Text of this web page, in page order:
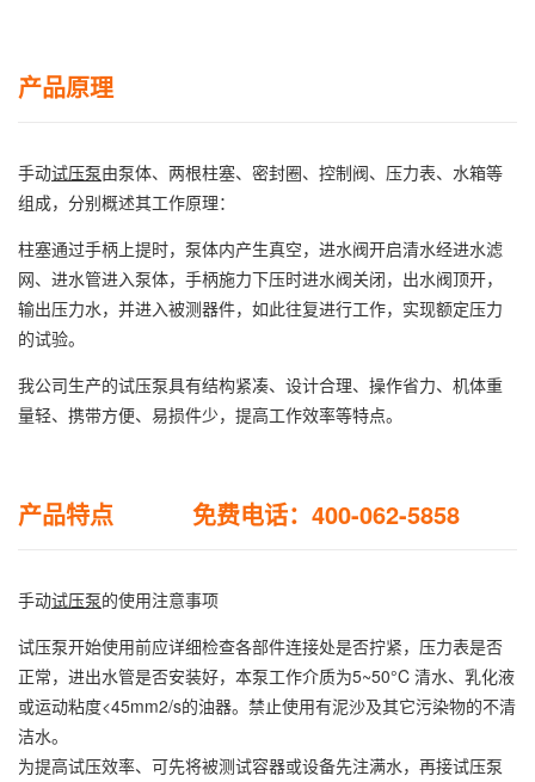
产品原理
手动试压泵由泵体、两根柱塞、密封圈、控制阀、压力表、水箱等
组成，分别概述其工作原理：
柱塞通过手柄上提时，泵体内产生真空，进水阀开启清水经进水滤
网、进水管进入泵体，手柄施力下压时进水阀关闭，出水阀顶开，
输出压力水，并进入被测器件，如此往复进行工作，实现额定压力
的试验。
我公司生产的试压泵具有结构紧凑、设计合理、操作省力、机体重
量轻、携带方便、易损件少，提高工作效率等特点。
产品特点 免费电话：400-062-5858
手动试压泵的使用注意事项
试压泵开始使用前应详细检查各部件连接处是否拧紧，压力表是否
正常，进出水管是否安装好，本泵工作介质为5~50°C 清水、乳化液
或运动粘度<45mm2/s的油器。禁止使用有泥沙及其它污染物的不清
洁水。
为提高试压效率、可先将被测试容器或设备先注满水，再接试压泵